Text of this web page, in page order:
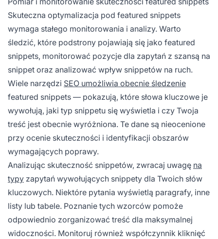
Skuteczna optymalizacja pod featured snippets
wymaga stałego monitorowania i analizy. Warto
śledzić, które podstrony pojawiają się jako featured
snippets, monitorować pozycje dla zapytań z szansą na
snippet oraz analizować wpływ snippetów na ruch.
Wiele narzędzi SEO umożliwia obecnie śledzenie
featured snippets — pokazują, które słowa kluczowe je
wywołują, jaki typ snippetu się wyświetla i czy Twoja
treść jest obecnie wyróżniona. Te dane są nieocenione
przy ocenie skuteczności i identyfikacji obszarów
wymagających poprawy.
Analizując skuteczność snippetów, zwracaj uwagę na
typy zapytań wywołujących snippety dla Twoich słów
kluczowych. Niektóre pytania wyświetlą paragrafy, inne
listy lub tabele. Poznanie tych wzorców pomoże
odpowiednio zorganizować treść dla maksymalnej
widoczności. Monitoruj również współczynnik kliknięć